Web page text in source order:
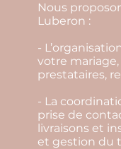
Nous
Luberon :
-
votre
prestataires,
- La
prise de
livraisons et
et gestion du